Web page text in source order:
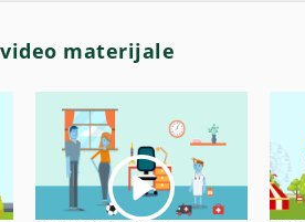
materijale